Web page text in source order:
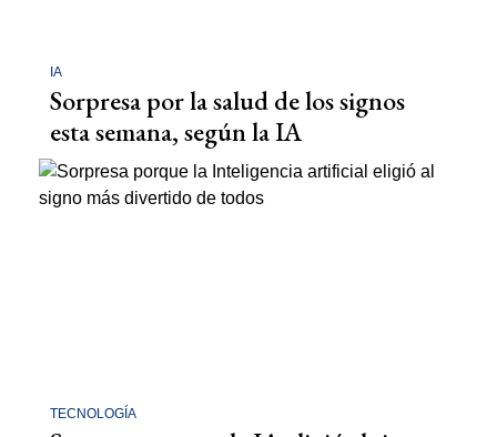
IA
Sorpresa por la salud de los signos
esta semana, según la IA
TECNOLOGÍA